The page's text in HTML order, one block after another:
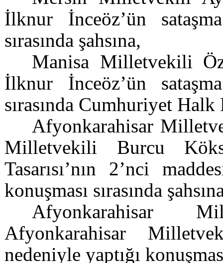
İlknur İnceöz’ün
sırasında şahsına,
Manisa Milletvekili
İlknur İnceöz’ün
sırasında Cumhuriyet Halk
Afyonkarahisar
Milletvekili Burcu
Tasarısı’nın 2’nci
konuşması sırasında
Afyonkarahisar
Afyonkarahisar
nedeniyle yaptığı